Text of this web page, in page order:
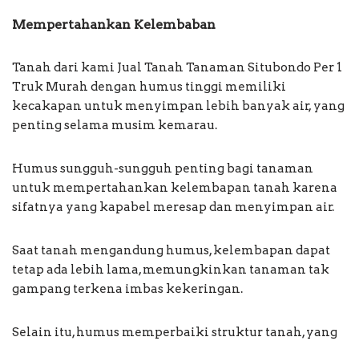
Mempertahankan Kelembaban
Tanah dari kami Jual Tanah Tanaman Situbondo Per 1
Truk Murah dengan humus tinggi memiliki
kecakapan untuk menyimpan lebih banyak air, yang
penting selama musim kemarau.
Humus sungguh-sungguh penting bagi tanaman
untuk mempertahankan kelembapan tanah karena
sifatnya yang kapabel meresap dan menyimpan air.
Saat tanah mengandung humus, kelembapan dapat
tetap ada lebih lama, memungkinkan tanaman tak
gampang terkena imbas kekeringan.
Selain itu, humus memperbaiki struktur tanah, yang